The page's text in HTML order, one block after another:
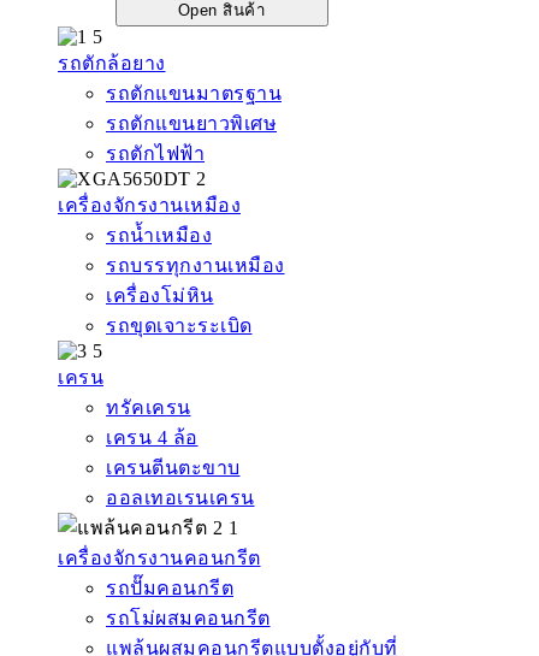
Open สินค้า
รถตักล้อยาง
รถตักแขนมาตรฐาน
รถตักแขนยาวพิเศษ
รถตักไฟฟ้า
เครื่องจักรงานเหมือง
รถน้ำเหมือง
รถบรรทุกงานเหมือง
เครื่องโม่หิน
รถขุดเจาะระเบิด
เครน
ทรัคเครน
เครน 4 ล้อ
เครนตีนตะขาบ
ออลเทอเรนเครน
เครื่องจักรงานคอนกรีต
รถปั๊มคอนกรีต
รถโม่ผสมคอนกรีต
แพล้นผสมคอนกรีตแบบตั้งอยู่กับที่